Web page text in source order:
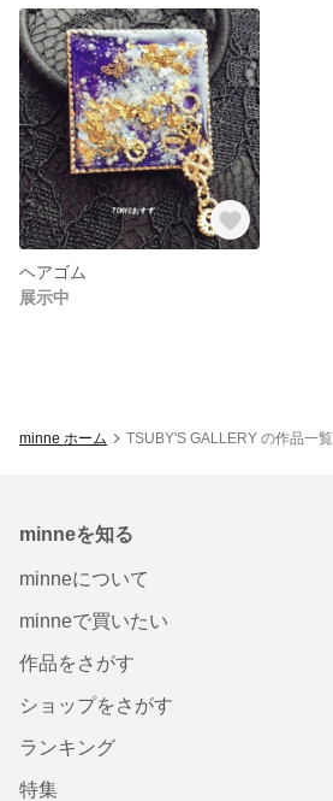
ヘアゴム
展示中
minne ホーム TSUBY'S GALLERY の作品一覧
minneを知る
minneについて
minneで買いたい
作品をさがす
ショップをさがす
ランキング
特集